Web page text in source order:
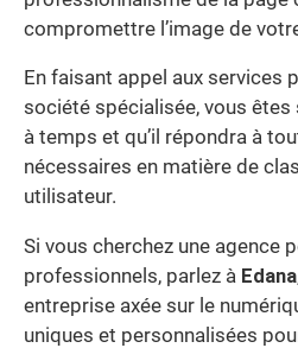
compromettre l’image de
En faisant appel aux services
société spécialisée, vous êtes
à temps et qu’il répondra à
nécessaires en matière de
utilisateur.
Si vous cherchez une agence
professionnels, parlez à Edana
entreprise axée sur le
uniques et personnalisées